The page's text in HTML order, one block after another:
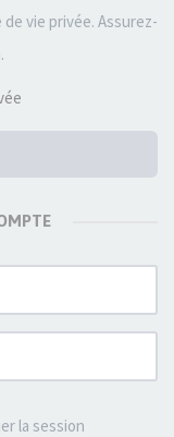
vie privée. Assurez-
la session